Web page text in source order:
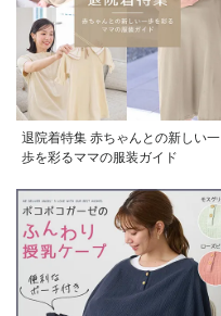
退院着特集 赤ちゃんとの新しい一
歩を彩るママの服装ガイド